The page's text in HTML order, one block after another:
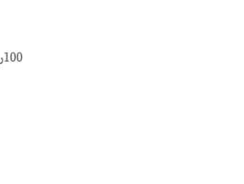
100ر.س